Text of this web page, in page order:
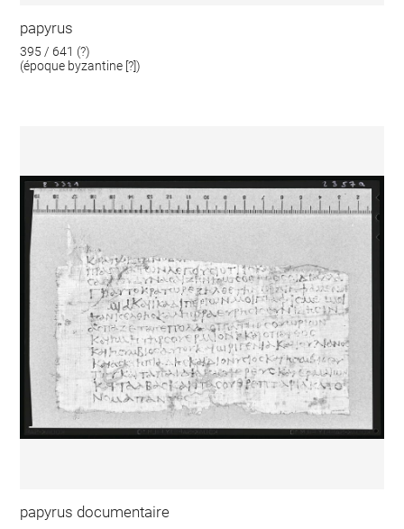
papyrus
395 / 641 (?)
(époque byzantine [?])
papyrus documentaire